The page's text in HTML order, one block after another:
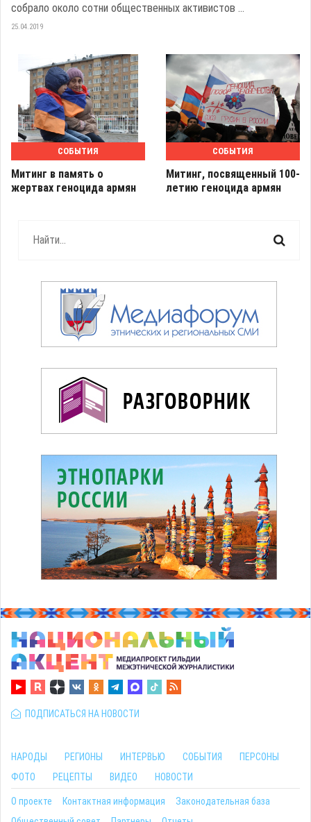
собрало около сотни общественных активистов ...
25.04.2019
СОБЫТИЯ
Митинг в память о
жертвах геноцида армян
СОБЫТИЯ
Митинг, посвященный 100-
летию геноцида армян
ПОДПИСАТЬСЯ НА НОВОСТИ
НАРОДЫ РЕГИОНЫ ИНТЕРВЬЮ СОБЫТИЯ
ПЕРСОНЫ
ФОТО
РЕЦЕПТЫ ВИДЕО НОВОСТИ
О проекте Контактная информация
Законодательная база